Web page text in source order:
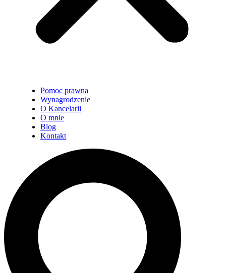
Pomoc prawna
Wynagrodzenie
O Kancelarii
O mnie
Blog
Kontakt